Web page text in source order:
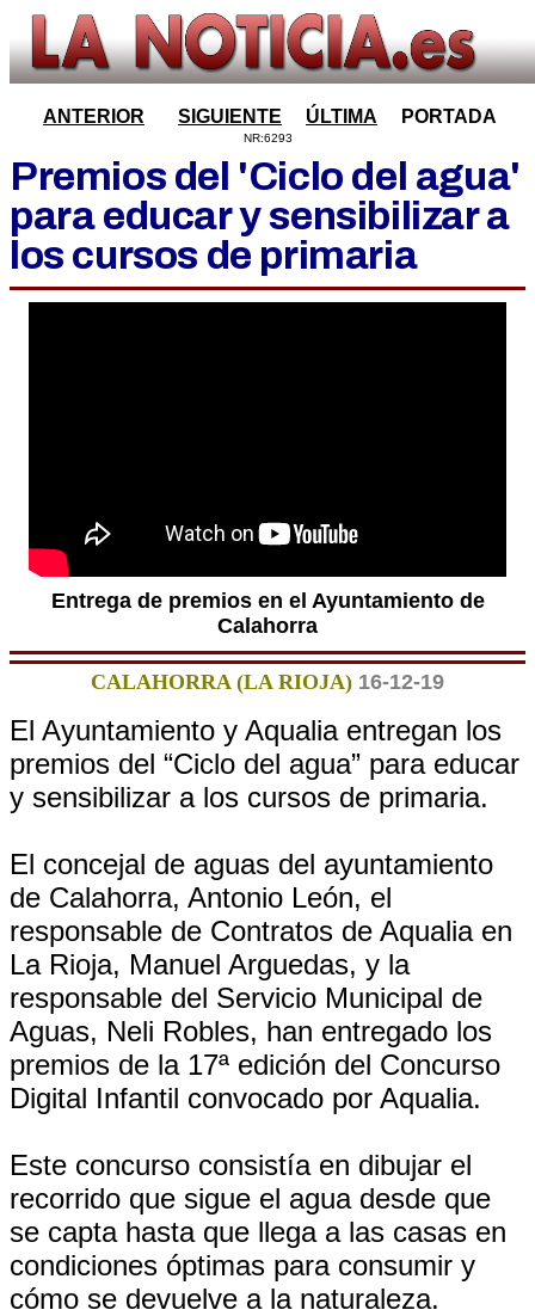
ANTERIOR SIGUIENTE ÚLTIMA PORTADA
NR:6293
Premios del 'Ciclo del agua'
para educar y sensibilizar a
los cursos de primaria
Entrega de premios en el Ayuntamiento de
Calahorra
CALAHORRA (LA RIOJA) 16-12-19
El Ayuntamiento y Aqualia entregan los
premios del “Ciclo del agua” para educar
y sensibilizar a los cursos de primaria.
El concejal de aguas del ayuntamiento
de Calahorra, Antonio León, el
responsable de Contratos de Aqualia en
La Rioja, Manuel Arguedas, y la
responsable del Servicio Municipal de
Aguas, Neli Robles, han entregado los
premios de la 17ª edición del Concurso
Digital Infantil convocado por Aqualia.
Este concurso consistía en dibujar el
recorrido que sigue el agua desde que
se capta hasta que llega a las casas en
condiciones óptimas para consumir y
cómo se devuelve a la naturaleza.